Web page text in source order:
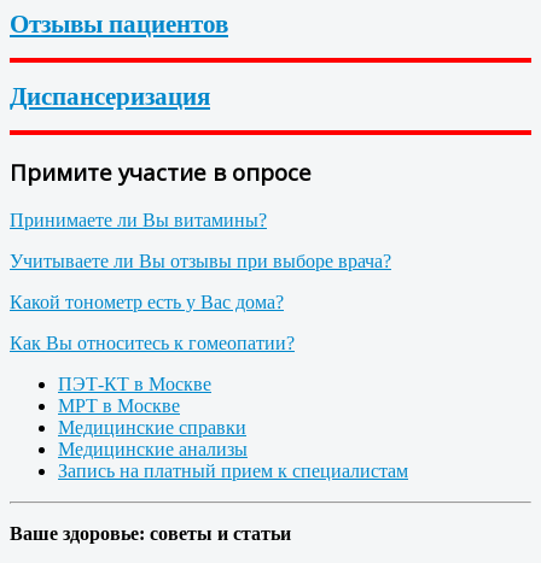
Отзывы пациентов
Диспансеризация
Примите участие в опросе
Принимаете ли Вы витамины?
Учитываете ли Вы отзывы при выборе врача?
Какой тонометр есть у Вас дома?
Как Вы относитесь к гомеопатии?
ПЭТ-КТ в Москве
МРТ в Москве
Медицинские справки
Медицинские анализы
Запись на платный прием к специалистам
Ваше здоровье: советы и статьи